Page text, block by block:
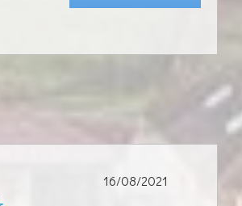
16/08/2021